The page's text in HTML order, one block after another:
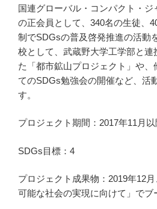
国連グローバル・コンパクト・ジ
の正会員として、340名の生徒、
制でSDGsの普及啓発推進の活動
校として、武蔵野大学工学部と連
た「都市鉱山プロジェクト」や、
てのSDGs勉強会の開催など、活
す。
プロジェクト期間：2017年11月以
SDGs目標：4
プロジェクト成果物：2019年12
可能な社会の実現に向けて」でブ